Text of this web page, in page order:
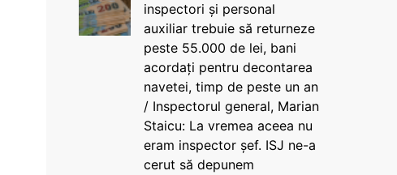
inspectori și personal
auxiliar trebuie să returneze
peste 55.000 de lei, bani
acordați pentru decontarea
navetei, timp de peste un an
/ Inspectorul general, Marian
Staicu: La vremea aceea nu
eram inspector șef. ISJ ne-a
cerut să depunem